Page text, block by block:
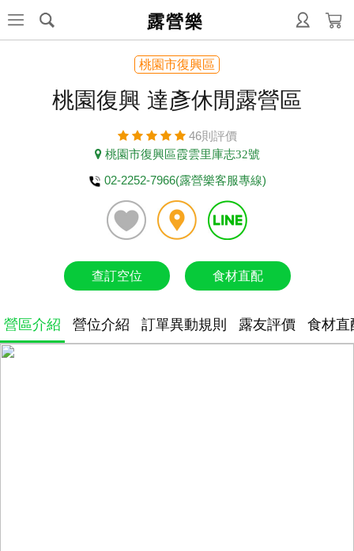
露營樂
桃園市復興區
桃園復興 達彥休閒露營區
46則評價
桃園市復興區霞雲里庫志32號
02-2252-7966(露營樂客服專線)
查訂空位 食材直配
營區介紹 營位介紹 訂單異動規則 露友評價 食材直